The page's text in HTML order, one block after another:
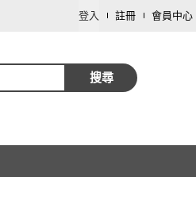
登入 註冊 會員中心
搜尋